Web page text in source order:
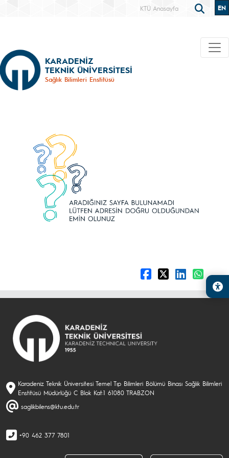
KTÜ Anasayfa EN
KARADENİZ
TEKNİK ÜNİVERSİTESİ
Sağlık Bilimleri Enstitüsü
Karadeniz Teknik Üniversitesi Temel Tıp Bilimleri Bölümü Binası Sağlık Bilimleri
Enstitüsü Müdürlüğü C Blok Kat:1 61080 TRABZON
saglikbilens@ktu.edu.tr
+90 462 377 7801